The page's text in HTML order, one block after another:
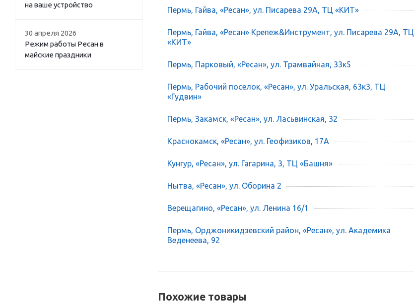
Пермь, Гайва, «Ресан», ул. Писарева 29А, ТЦ «КИТ»
Пермь, Гайва, «Ресан» Крепеж&Инструмент, ул. Писарева 29А, ТЦ
«КИТ»
Пермь, Парковый, «Ресан», ул. Трамвайная, 33к5
Пермь, Рабочий поселок, «Ресан», ул. Уральская, 63к3, ТЦ
«Гудвин»
Пермь, Закамск, «Ресан», ул. Ласьвинская, 32
Краснокамск, «Ресан», ул. Геофизиков, 17А
Кунгур, «Ресан», ул. Гагарина, 3, ТЦ «Башня»
Нытва, «Ресан», ул. Оборина 2
Верещагино, «Ресан», ул. Ленина 16/1
Пермь, Орджоникидзевский район, «Ресан», ул. Академика
Веденеева, 92
Похожие товары
на ваше устройство
30 апреля 2026
Режим работы Ресан в
майские праздники